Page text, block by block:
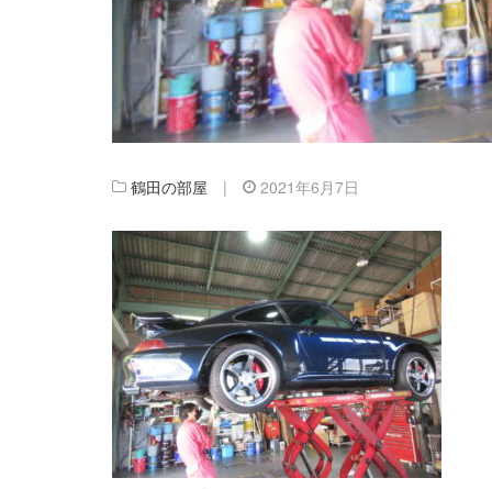
鶴田の部屋 | 2021年6月7日